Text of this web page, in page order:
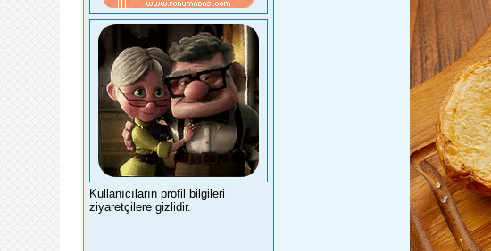
Kullanıcıların profil bilgileri
ziyaretçilere gizlidir.